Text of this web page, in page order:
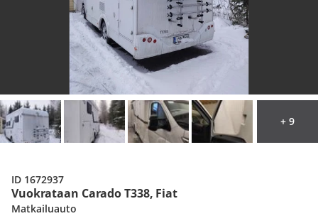
Vuokrataan Carado T338, Fiat
Matkailuauto
ID 1672937
+ 9